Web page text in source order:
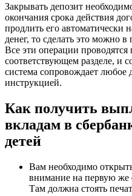
Закрывать депозит
окончания срока действия
продлить его автоматически
денег, то сделать это можно
Все эти операции проводятся
соответствующем разделе, и
система сопровождает любое
инструкцией.
Как получить
вкладам в
детей
Вам необходимо
внимание на первую же
Там должна стоять